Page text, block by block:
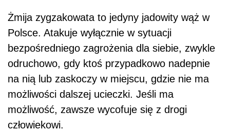
Żmija zygzakowata to jedyny jadowity wąż w
Polsce. Atakuje wyłącznie w sytuacji
bezpośredniego zagrożenia dla siebie, zwykle
odruchowo, gdy ktoś przypadkowo nadepnie
na nią lub zaskoczy w miejscu, gdzie nie ma
możliwości dalszej ucieczki. Jeśli ma
możliwość, zawsze wycofuje się z drogi
człowiekowi.